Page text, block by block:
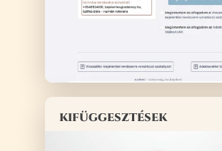
kifüggesztések